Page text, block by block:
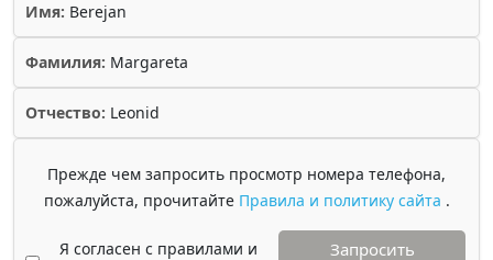
Имя: Berejan
Фамилия: Margareta
Отчество: Leonid
Прежде чем запросить просмотр номера телефона,
пожалуйста, прочитайте Правила и политику сайта .
Я согласен с правилами и
Запросить